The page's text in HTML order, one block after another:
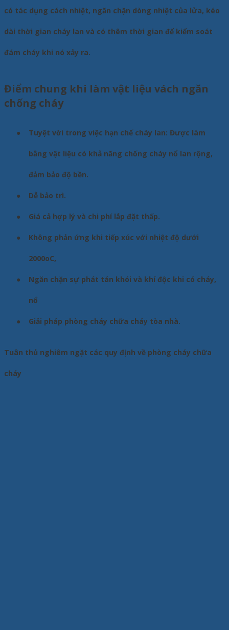
có tác dụng cách nhiệt, ngăn chặn dòng nhiệt của lửa, kéo
dài thời gian cháy lan và có thêm thời gian để kiểm soát
đám cháy khi nó xảy ra.
Điểm chung khi làm vật liệu vách ngăn
chống cháy
● Tuyệt vời trong việc hạn chế cháy lan: Được làm
bằng vật liệu có khả năng chống cháy nổ lan rộng,
đảm bảo độ bền.
● Dễ bảo trì.
● Giá cả hợp lý và chi phí lắp đặt thấp.
● Không phản ứng khi tiếp xúc với nhiệt độ dưới
2000oC,
● Ngăn chặn sự phát tán khói và khí độc khi có cháy,
nổ
● Giải pháp phòng cháy chữa cháy tòa nhà.
Tuân thủ nghiêm ngặt các quy định về phòng cháy chữa
cháy